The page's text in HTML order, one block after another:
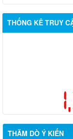
định cư của các hộ
đường 25B cũ đoạn
51, huyện Long
THỐNG KÊ TRUY
THĂM DÒ Ý KIẾN